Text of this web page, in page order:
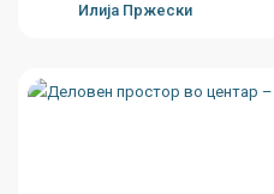
Илија Пржески